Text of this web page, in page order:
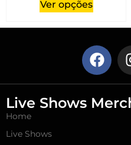
Ver opções
Live Shows
Home
Live Shows